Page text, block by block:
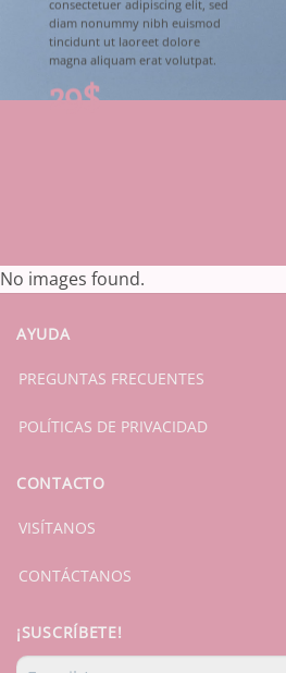
consectetuer adipiscing elit, sed
diam nonummy nibh euismod
tincidunt ut laoreet dolore
magna aliquam erat volutpat.
29$
No images found.
AYUDA
PREGUNTAS FRECUENTES
POLÍTICAS DE PRIVACIDAD
CONTACTO
VISÍTANOS
CONTÁCTANOS
¡SUSCRÍBETE!